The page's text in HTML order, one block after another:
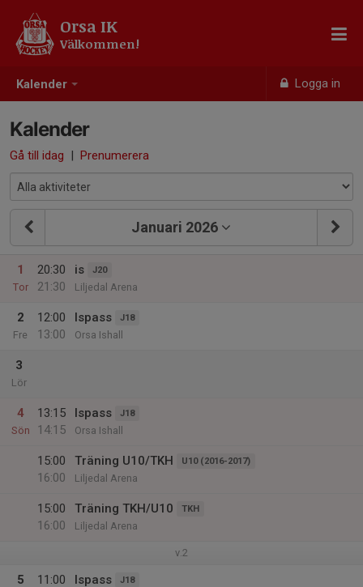
Kalender Logga in
Orsa IK
Välkommen!
Kalender
Gå till idag | Prenumerera
Januari 2026
1
Tor
20:30
21:30
is J20
Liljedal Arena
2
Fre
12:00
13:00
Ispass J18
Orsa Ishall
3
Lör
4
Sön
13:15
14:15
Ispass J18
Orsa Ishall
15:00
16:00
Träning U10/TKH U10 (2016-2017)
Liljedal Arena
15:00
16:00
Träning TKH/U10 TKH
Liljedal Arena
v.2
5
11:00
Ispass J18